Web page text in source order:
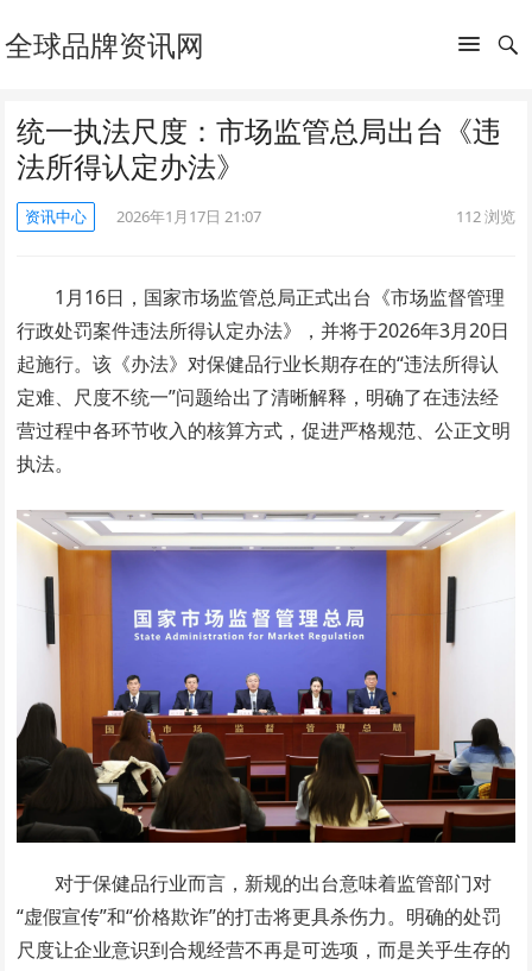
全球品牌资讯网
统一执法尺度：市场监管总局出台《违
法所得认定办法》
资讯中心 2026年1月17日 21:07 112浏览
1月16日，国家市场监管总局正式出台《市场监督管理
行政处罚案件违法所得认定办法》，并将于2026年3月20日
起施行。该《办法》对保健品行业长期存在的“违法所得认
定难、尺度不统一”问题给出了清晰解释，明确了在违法经
营过程中各环节收入的核算方式，促进严格规范、公正文明
执法。
对于保健品行业而言，新规的出台意味着监管部门对
“虚假宣传”和“价格欺诈”的打击将更具杀伤力。明确的处罚
尺度让企业意识到合规经营不再是可选项，而是关乎生存的